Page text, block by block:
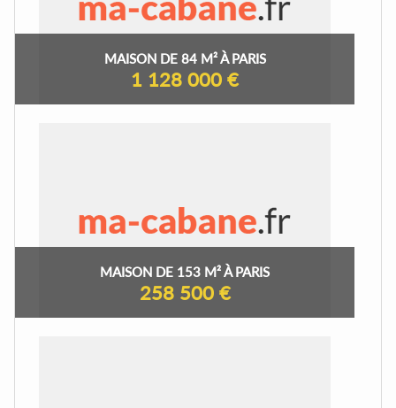
MAISON DE 84 M² À PARIS
1 128 000 €
MAISON DE 153 M² À PARIS
258 500 €